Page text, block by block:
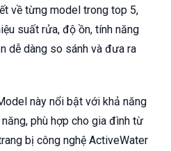
về từng model trong top 5,
suất rửa, độ ồn, tính năng
dễ dàng so sánh và đưa ra
này nổi bật với khả năng
phù hợp cho gia đình từ
bị công nghệ ActiveWater